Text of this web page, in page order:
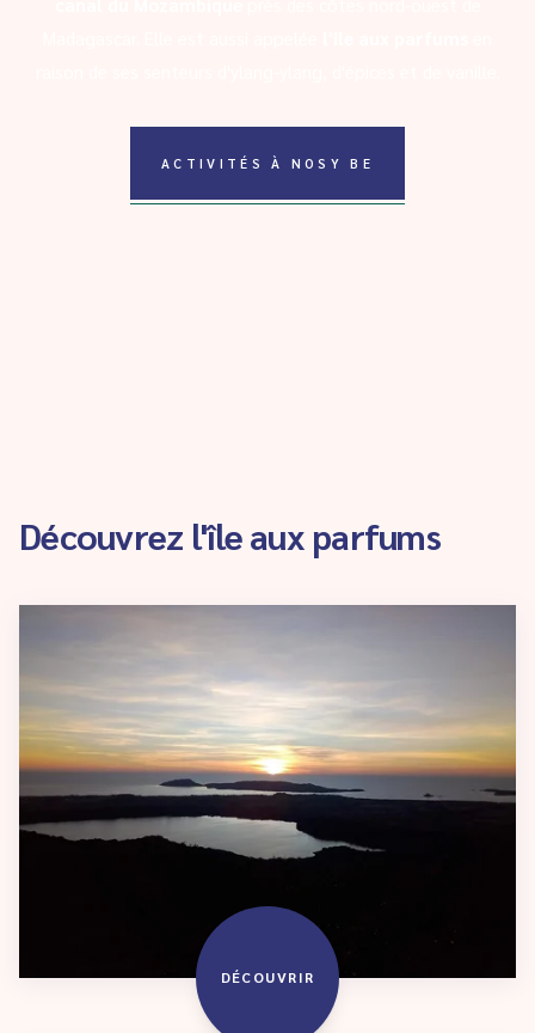
ACTIVITÉS À NOSY BE
Découvrez l'île aux parfums
DÉCOUVRIR